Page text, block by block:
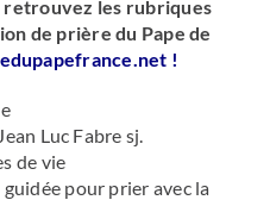
les rubriques
de prière du Pape de
!
Luc Fabre sj.
de vie
pour prier avec la